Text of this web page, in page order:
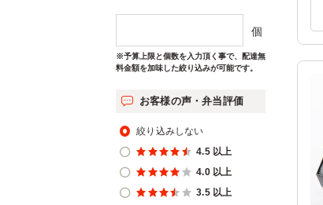
個
※予算上限と個数を入力頂く事で、配達無
料金額を加味した絞り込みが可能です。
お客様の声・弁当評価
絞り込みしない
4.5 以上
4.0 以上
3.5 以上